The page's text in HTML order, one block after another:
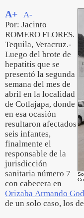
A+
A-
Por: Jacinto
ROMERO FLORES.
Tequila, Veracruz.-
Luego del brote de
hepatitis que se
presentó la segunda
semana del mes de
abril en la localidad
de Cotlajapa, donde
en esa ocasión
resultaron afectados
seis infantes,
finalmente el
responsable de la
jurisdicción
sanitaria número 7
con cabecera en
Orizaba Armando
de un solo caso, los